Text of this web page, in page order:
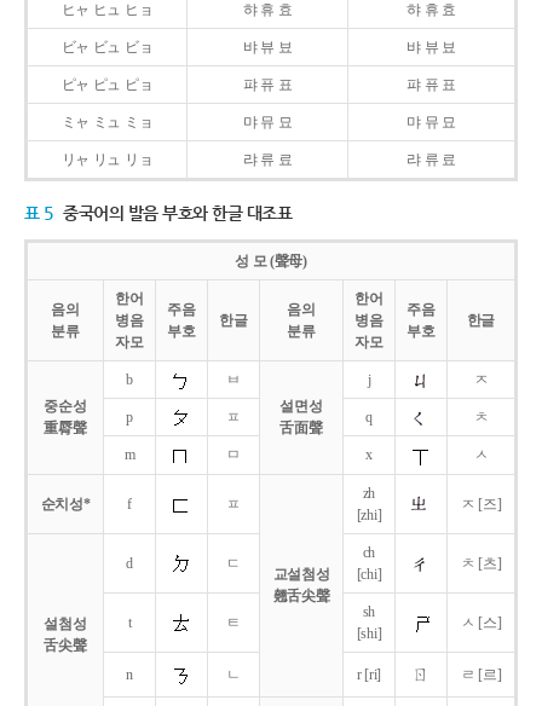
ヒャ ヒュ ヒョ 햐 휴 효 햐 휴 효
ビャ ビュ ビョ 뱌 뷰 뵤 뱌 뷰 뵤
ピャ ピュ ピョ 퍄 퓨 표 퍄 퓨 표
ミャ ミュ ミョ 먀 뮤 묘 먀 뮤 묘
リャ リュ リョ 랴 류 료 랴 류 료
표 5 중국어의 발음 부호와 한글 대조표
성 모 (聲母)
음의
분류
한어
병음
자모
주음
부호
한글
음의
분류
한어
병음
자모
주음
부호
한글
중순성
重脣聲
b
ㅂ
설면성
舌面聲
j ㅈ
p ㅍ q ㅊ
m ㅁ x ㅅ
순치성* f ㅍ
교설첨성
翹舌尖聲
zh
[zhi]
ㅈ [즈]
설첨성
舌尖聲
d ㄷ
ch
[chi]
ㅊ [츠]
t ㅌ
sh
[shi]
ㅅ [스]
n ㄴ r [ri] ㄖ ㄹ [르]